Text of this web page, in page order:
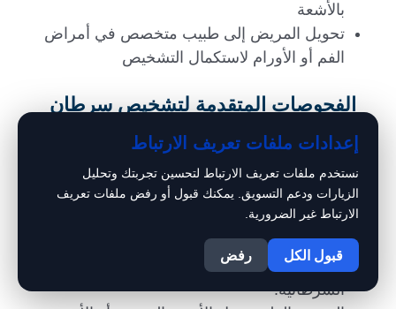
بالأشعة
تحويل المريض إلى طبيب متخصص في أمراض
الفم أو الأورام لاستكمال التشخيص
الفحوصات المتقدمة لتشخيص سرطان
بعد الاشتباه بوجود ورم، تُجرى مجموعة من
الاختبارات لتحديد طبيعة الحالة ومرحلتها، وتشمل:
الخزعة (Biopsy): وهي أخذ عينة صغيرة من النسيج
لفحصها مخبريًا تحت المجهر لتأكيد وجود الخلايا
السرطانية.
إعدادات ملفات تعريف الارتباط
نستخدم ملفات تعريف الارتباط لتحسين تجربتك وتحليل
الزيارات ودعم التسويق. يمكنك قبول أو رفض ملفات تعريف
الارتباط غير الضرورية.
قبول الكل رفض